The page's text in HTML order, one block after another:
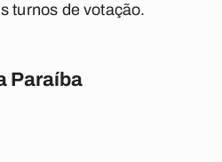
turnos de votação.
Paraíba